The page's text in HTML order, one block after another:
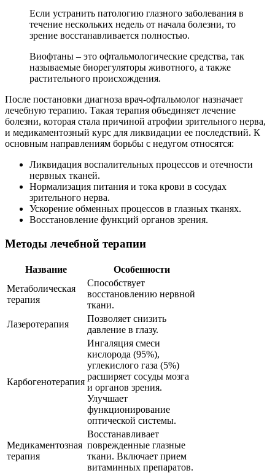
Если устранить патологию глазного заболевания в
течение нескольких недель от начала болезни, то
зрение восстанавливается полностью.
Виофтаны – это офтальмологические средства, так
называемые биорегуляторы животного, а также
растительного происхождения.
После постановки диагноза врач-офтальмолог назначает
лечебную терапию. Такая терапия объединяет лечение
болезни, которая стала причиной атрофии зрительного нерва,
и медикаментозный курс для ликвидации ее последствий. К
основным направлениям борьбы с недугом относятся:
Ликвидация воспалительных процессов и отечности
нервных тканей.
Нормализация питания и тока крови в сосудах
зрительного нерва.
Ускорение обменных процессов в глазных тканях.
Восстановление функций органов зрения.
Методы лечебной терапии
Название
Особенности
Метаболическая
терапия
Способствует
восстановлению нервной
ткани.
Лазеротерапия
Позволяет снизить
давление в глазу.
Карбогенотерапия
Ингаляция смеси
кислорода (95%),
углекислого газа (5%)
расширяет сосуды мозга
и органов зрения.
Улучшает
функционирование
оптической системы.
Медикаментозная
терапия
Восстанавливает
поврежденные глазные
ткани. Включает прием
витаминных препаратов.